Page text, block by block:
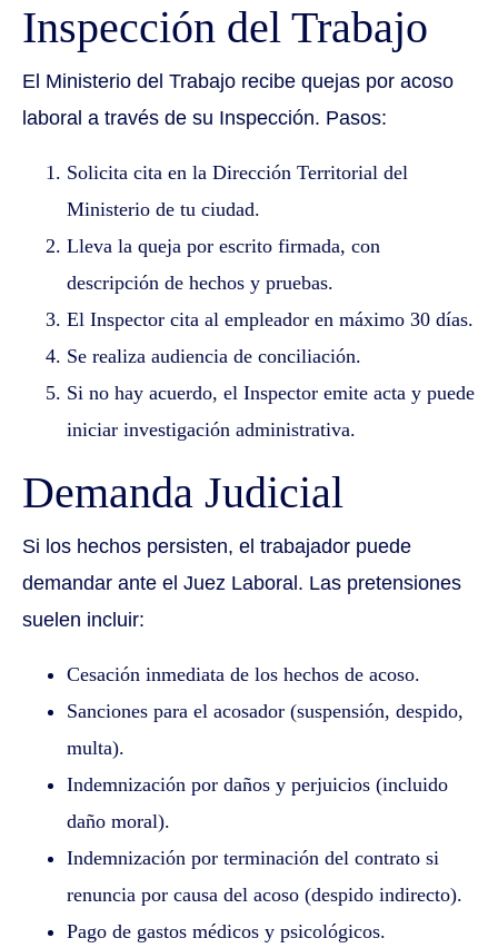
Inspección del Trabajo
El Ministerio del Trabajo recibe quejas por acoso
laboral a través de su Inspección. Pasos:
Solicita cita en la Dirección Territorial del
Ministerio de tu ciudad.
Lleva la queja por escrito firmada, con
descripción de hechos y pruebas.
El Inspector cita al empleador en máximo 30 días.
Se realiza audiencia de conciliación.
Si no hay acuerdo, el Inspector emite acta y puede
iniciar investigación administrativa.
Demanda Judicial
Si los hechos persisten, el trabajador puede
demandar ante el Juez Laboral. Las pretensiones
suelen incluir:
Cesación inmediata de los hechos de acoso.
Sanciones para el acosador (suspensión, despido,
multa).
Indemnización por daños y perjuicios (incluido
daño moral).
Indemnización por terminación del contrato si
renuncia por causa del acoso (despido indirecto).
Pago de gastos médicos y psicológicos.